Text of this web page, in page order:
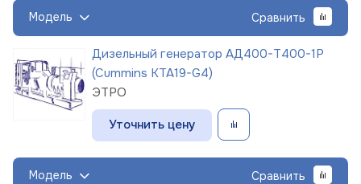
Модель Сравнить
Дизельный генератор АД400-Т400-1Р
(Cummins KTA19-G4)
ЭТРО
Уточнить цену
Модель Сравнить